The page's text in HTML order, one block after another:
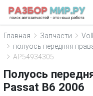
Главная Запчасти
полуось передняя
AP54934305
Полуось
Passat B6 2006